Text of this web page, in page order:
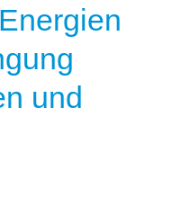
und